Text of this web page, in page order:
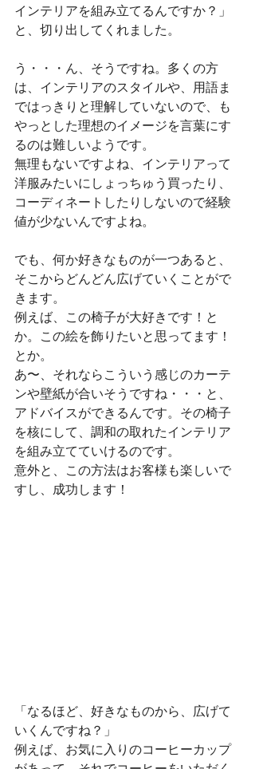
インテリアを組み立てるんですか？」
と、切り出してくれました。
う・・・ん、そうですね。多くの方
は、インテリアのスタイルや、用語ま
ではっきりと理解していないので、も
やっとした理想のイメージを言葉にす
るのは難しいようです。
無理もないですよね、インテリアって
洋服みたいにしょっちゅう買ったり、
コーディネートしたりしないので経験
値が少ないんですよね。
でも、何か好きなものが一つあると、
そこからどんどん広げていくことがで
きます。
例えば、この椅子が大好きです！と
か。この絵を飾りたいと思ってます！
とか。
あ〜、それならこういう感じのカーテ
ンや壁紙が合いそうですね・・・と、
アドバイスができるんです。その椅子
を核にして、調和の取れたインテリア
を組み立てていけるのです。
意外と、この方法はお客様も楽しいで
すし、成功します！
「なるほど、好きなものから、広げて
いくんですね？」
例えば、お気に入りのコーヒーカップ